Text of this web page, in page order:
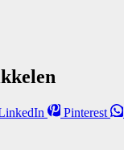
Pinterest